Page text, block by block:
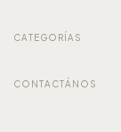
CATEGORÍAS
CONTACTÁNOS